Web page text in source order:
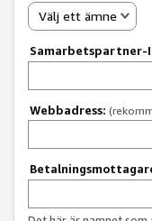
Välj ett ämne
Samarbetspartner-
Webbadress: